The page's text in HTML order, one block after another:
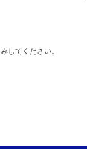
してください。